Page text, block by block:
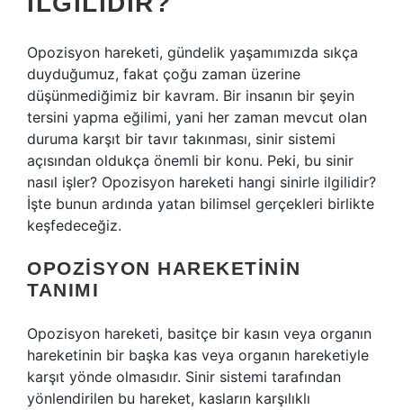
Opozisyon hareketi, gündelik yaşamımızda sıkça
duyduğumuz, fakat çoğu zaman üzerine
düşünmediğimiz bir kavram. Bir insanın bir şeyin
tersini yapma eğilimi, yani her zaman mevcut olan
duruma karşıt bir tavır takınması, sinir sistemi
açısından oldukça önemli bir konu. Peki, bu sinir
nasıl işler? Opozisyon hareketi hangi sinirle ilgilidir?
İşte bunun ardında yatan bilimsel gerçekleri birlikte
keşfedeceğiz.
OPOZISYON HAREKETININ
TANIMI
Opozisyon hareketi, basitçe bir kasın veya organın
hareketinin bir başka kas veya organın hareketiyle
karşıt yönde olmasıdır. Sinir sistemi tarafından
yönlendirilen bu hareket, kasların karşılıklı